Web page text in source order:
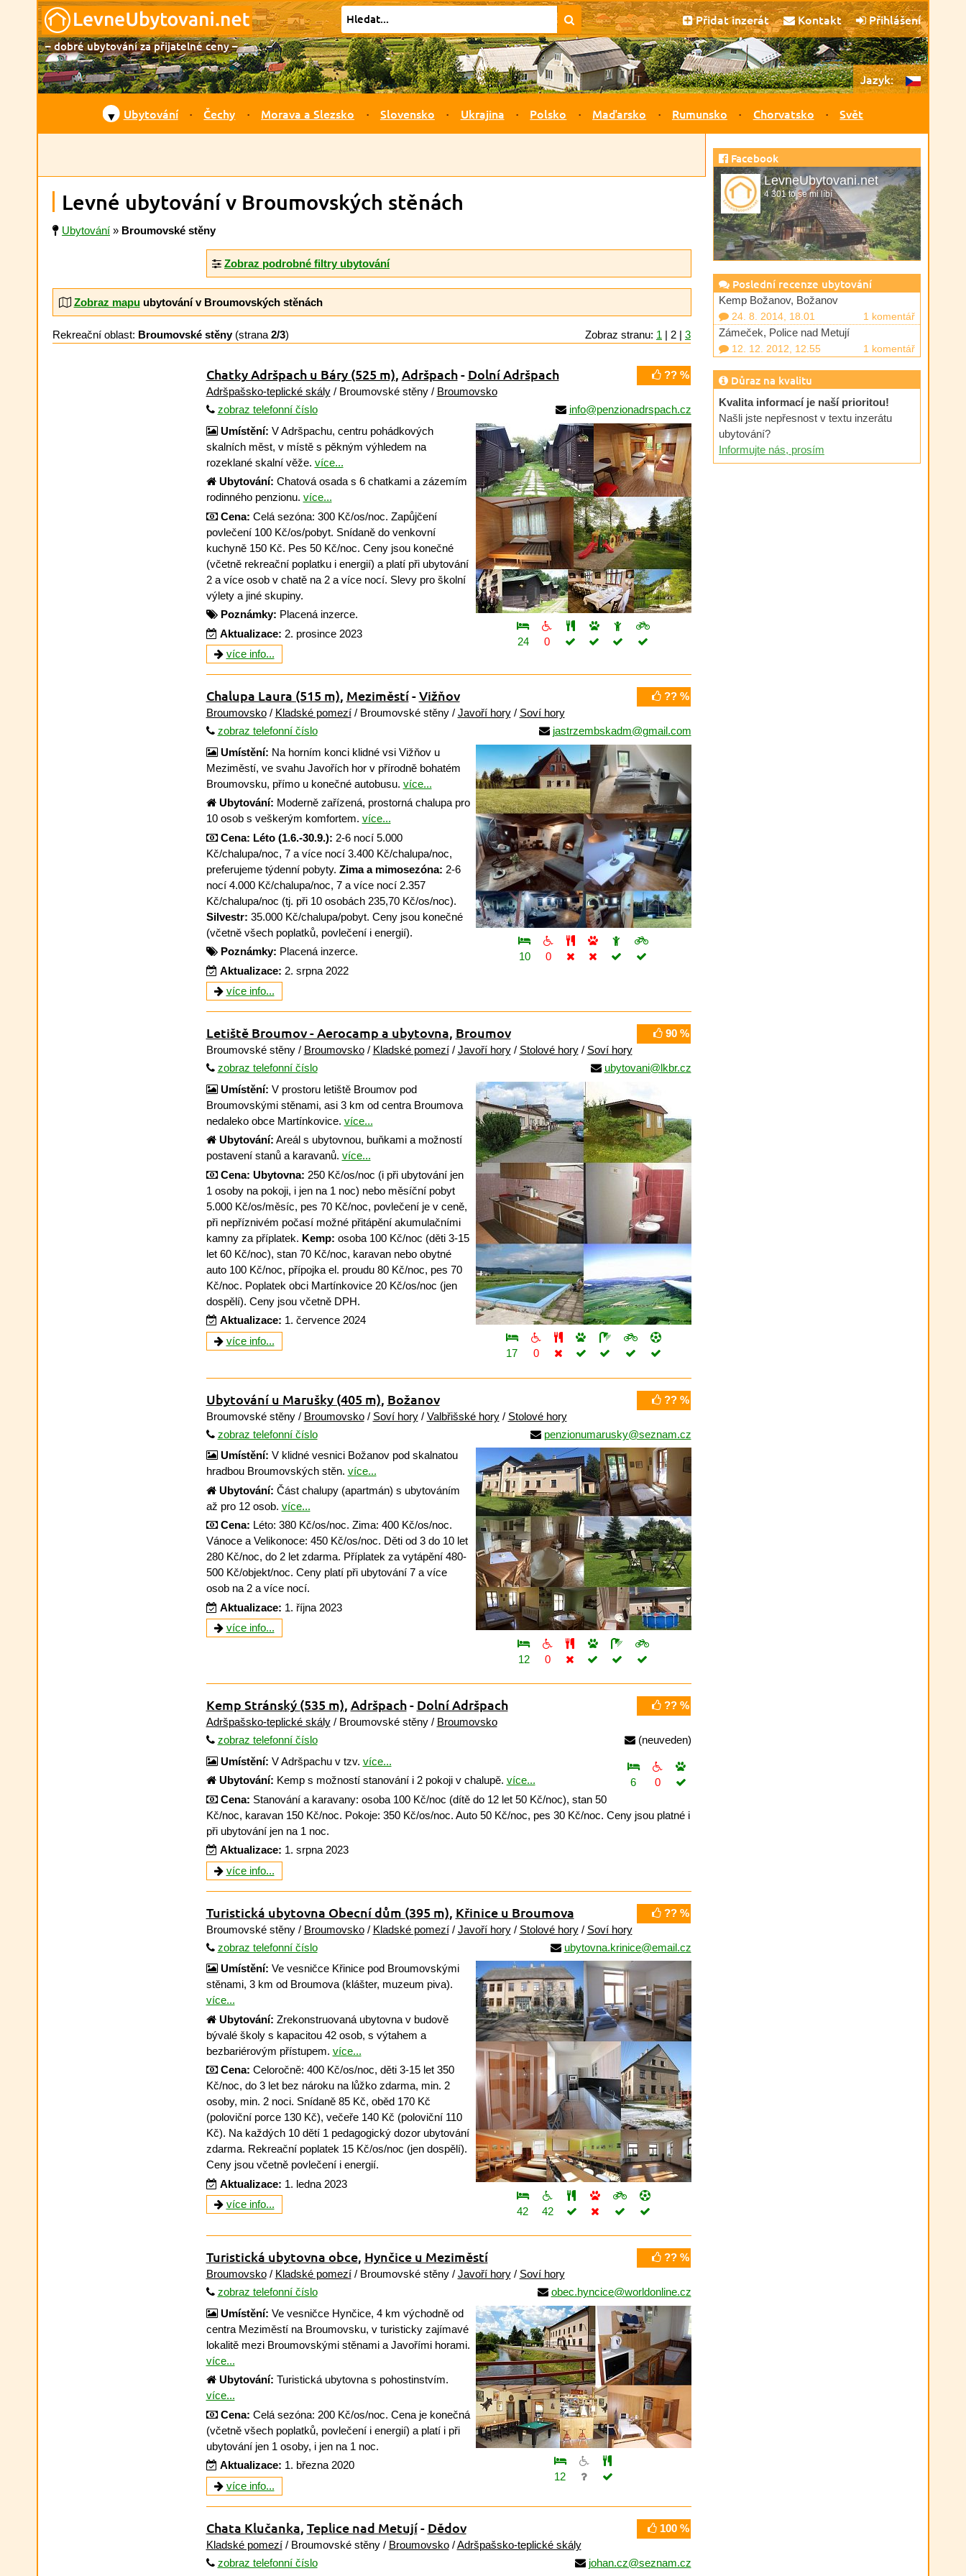
Přidat inzerát Kontakt Přihlášení
– dobré ubytování za přijatelné ceny –
Jazyk:
▼ Ubytování Čechy Morava a Slezsko Slovensko Ukrajina Polsko Maďarsko Rumunsko Chorvatsko Svět
Levné ubytování v Broumovských stěnách
Ubytování » Broumovské stěny
Zobraz podrobné filtry ubytování
Zobraz mapuubytování v Broumovských stěnách
Rekreační oblast: Broumovské stěny(strana 2/3) Zobraz stranu: 1 | 2 | 3
?? %
Chatky Adršpach u Báry (525 m), Adršpach- Dolní Adršpach
Adršpašsko-teplické skály/ Broumovské stěny / Broumovsko
zobraz telefonní číslo
info@penzionadrspach.cz
24 0
Umístění: V Adršpachu, centru pohádkových
skalních měst, v místě s pěkným výhledem na
rozeklané skalní věže. více...
Ubytování: Chatová osada s 6 chatkami a zázemím
rodinného penzionu. více...
Cena: Celá sezóna: 300 Kč/os/noc. Zapůjčení
povlečení 100 Kč/os/pobyt. Snídaně do venkovní
kuchyně 150 Kč. Pes 50 Kč/noc. Ceny jsou konečné
(včetně rekreační poplatku i energií) a platí při ubytování
2 a více osob v chatě na 2 a více nocí. Slevy pro školní
výlety a jiné skupiny.
Poznámky: Placená inzerce.
Aktualizace: 2. prosince 2023
více info...
?? %
Chalupa Laura (515 m), Meziměstí-Vižňov
Broumovsko/ Kladské pomezí/ Broumovské stěny / Javoří hory/ Soví hory
zobraz telefonní číslo
jastrzembskadm@gmail.com
10 0
Umístění: Na horním konci klidné vsi Vižňov u
Meziměstí, ve svahu Javořích hor v přírodně bohatém
Broumovsku, přímo u konečné autobusu. více...
Ubytování: Moderně zařízená, prostorná chalupa pro
10 osob s veškerým komfortem. více...
Cena: Léto (1.6.-30.9.): 2-6 nocí 5.000
Kč/chalupa/noc, 7 a více nocí 3.400 Kč/chalupa/noc,
preferujeme týdenní pobyty. Zima a mimosezóna: 2-6
nocí 4.000 Kč/chalupa/noc, 7 a více nocí 2.357
Kč/chalupa/noc (tj. při 10 osobách 235,70 Kč/os/noc).
Silvestr: 35.000 Kč/chalupa/pobyt. Ceny jsou konečné
(včetně všech poplatků, povlečení i energií).
Poznámky: Placená inzerce.
Aktualizace: 2. srpna 2022
více info...
90 %
Letiště Broumov - Aerocamp a ubytovna, Broumov
Broumovské stěny / Broumovsko/ Kladské pomezí/ Javoří hory/ Stolové hory/ Soví hory
zobraz telefonní číslo
ubytovani@lkbr.cz
17 0
Umístění: V prostoru letiště Broumov pod
Broumovskými stěnami, asi 3 km od centra Broumova
nedaleko obce Martínkovice. více...
Ubytování: Areál s ubytovnou, buňkami a možností
postavení stanů a karavanů. více...
Cena: Ubytovna: 250 Kč/os/noc (i při ubytování jen
1 osoby na pokoji, i jen na 1 noc) nebo měsíční pobyt
5.000 Kč/os/měsíc, pes 70 Kč/noc, povlečení je v ceně,
při nepříznivém počasí možné přitápění akumulačními
kamny za příplatek. Kemp: osoba 100 Kč/noc (děti 3-15
let 60 Kč/noc), stan 70 Kč/noc, karavan nebo obytné
auto 100 Kč/noc, přípojka el. proudu 80 Kč/noc, pes 70
Kč/noc. Poplatek obci Martínkovice 20 Kč/os/noc (jen
dospělí). Ceny jsou včetně DPH.
Aktualizace: 1. července 2024
více info...
?? %
Ubytování u Marušky (405 m) Božanov
Broumovské stěny / Broumovsko/ Soví hory/ Valbřišské hory/ Stolové hory
zobraz telefonní číslo
penzionumarusky@seznam.cz
12 0
Umístění: V klidné vesnici Božanov pod skalnatou
hradbou Broumovských stěn. více...
Ubytování: Část chalupy (apartmán) s ubytováním
až pro 12 osob. více...
Cena: Léto: 380 Kč/os/noc. Zima: 400 Kč/os/noc.
Vánoce a Velikonoce: 450 Kč/os/noc. Děti od 3 do 10 let
280 Kč/noc, do 2 let zdarma. Příplatek za vytápění 480-
500 Kč/objekt/noc. Ceny platí při ubytování 7 a více
osob na 2 a více nocí.
Aktualizace: 1. října 2023
více info...
?? %
Kemp Stránský (535 m), Adršpach- Dolní Adršpach
Adršpašsko-teplické skály/ Broumovské stěny / Broumovsko
zobraz telefonní číslo
(neuveden)
6 0
Umístění: V Adršpachu v tzv. více...
Ubytování: Kemp s možností stanování i 2 pokoji v chalupě. více...
Cena: Stanování a karavany: osoba 100 Kč/noc (dítě do 12 let 50 Kč/noc), stan 50
Kč/noc, karavan 150 Kč/noc. Pokoje: 350 Kč/os/noc. Auto 50 Kč/noc, pes 30 Kč/noc. Ceny jsou platné i
při ubytování jen na 1 noc.
Aktualizace: 1. srpna 2023
více info...
?? %
Turistická ubytovna Obecní dům (395 m) Křinice u Broumova
Broumovské stěny / Broumovsko/ Kladské pomezí/ Javoří hory/ Stolové hory/ Soví hory
zobraz telefonní číslo
ubytovna.krinice@email.cz
42 42
Umístění: Ve vesničce Křinice pod Broumovskými
stěnami, 3 km od Broumova (klášter, muzeum piva).
více...
Ubytování: Zrekonstruovaná ubytovna v budově
bývalé školy s kapacitou 42 osob, s výtahem a
bezbariérovým přístupem. více...
Cena: Celoročně: 400 Kč/os/noc, děti 3-15 let 350
Kč/noc, do 3 let bez nároku na lůžko zdarma, min. 2
osoby, min. 2 noci. Snídaně 85 Kč, oběd 170 Kč
(poloviční porce 130 Kč), večeře 140 Kč (poloviční 110
Kč). Na každých 10 dětí 1 pedagogický dozor ubytování
zdarma. Rekreační poplatek 15 Kč/os/noc (jen dospělí).
Ceny jsou včetně povlečení i energií.
Aktualizace: 1. ledna 2023
více info...
?? %
Turistická ubytovna obce, Hynčice u Meziměstí
Broumovsko/ Kladské pomezí/ Broumovské stěny / Javoří hory/ Soví hory
zobraz telefonní číslo
obec.hyncice@worldonline.cz
12
Umístění: Ve vesničce Hynčice, 4 km východně od
centra Meziměstí na Broumovsku, v turisticky zajímavé
lokalitě mezi Broumovskými stěnami a Javořími horami.
více...
Ubytování: Turistická ubytovna s pohostinstvím.
více...
Cena: Celá sezóna: 200 Kč/os/noc. Cena je konečná
(včetně všech poplatků, povlečení i energií) a platí i při
ubytování jen 1 osoby, i jen na 1 noc.
Aktualizace: 1. března 2020
více info...
100 %
Chata Klučanka Teplice nad Metují- Dědov
Kladské pomezí/ Broumovské stěny / Broumovsko/Adršpašsko-teplické skály
zobraz telefonní číslo
johan.cz@seznam.cz
Facebook
LevneUbytovani.net
4 301 to se mi líbí
Poslední recenze ubytování
Kemp Božanov, Božanov
24. 8. 2014, 18.01 1 komentář
Zámeček, Police nad Metují
12. 12. 2012, 12.55 1 komentář
Důraz na kvalitu
Kvalita informací je naší prioritou!
Našli jste nepřesnost v textu inzerátu
ubytování?
Informujte nás, prosím